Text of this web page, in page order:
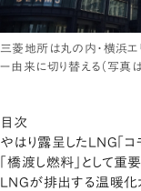
三菱地所は丸の内・横浜エ
ー由来に切り替える（写真
目次
やはり露呈したLNG「
「橋渡し燃料」として
LNGが排出する温暖化